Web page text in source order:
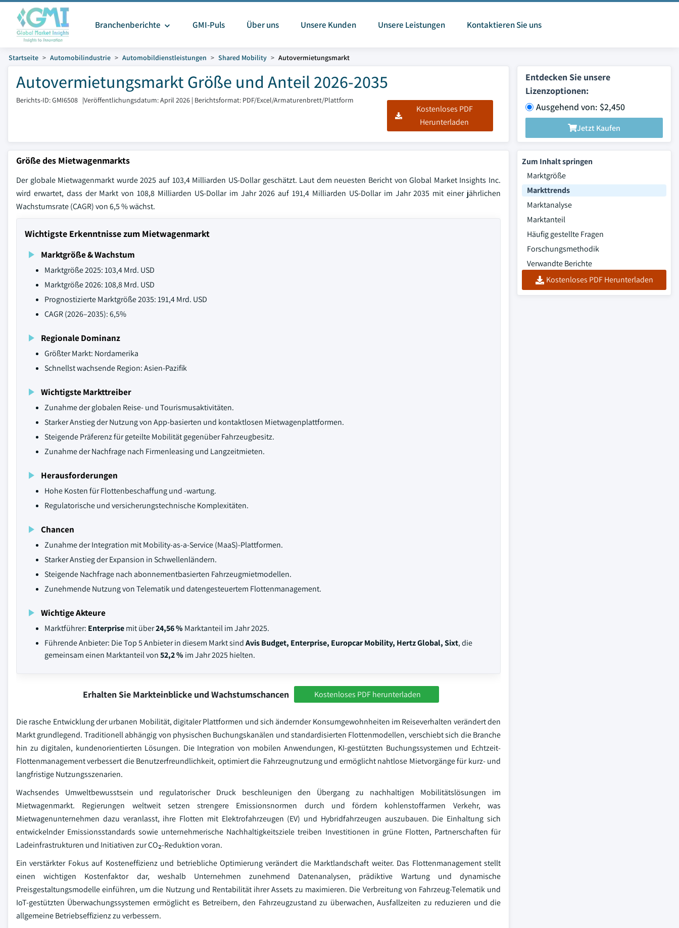
Branchenberichte GMI-Puls Über uns Unsere Kunden Unsere Leistungen Kontaktieren Sie uns
Startseite Automobilindustrie Automobildienstleistungen Shared Mobility Autovermietungsmarkt
Autovermietungsmarkt Größe und Anteil 2026-2035
Berichts-ID: GMI6508 |Veröffentlichungsdatum: April 2026 | Berichtsformat: PDF/Excel/Armaturenbrett/Plattform
Kostenloses PDF
Herunterladen
Entdecken Sie unsere
Lizenzoptionen:
Ausgehend von: $2,450
Jetzt Kaufen
Größe des Mietwagenmarkts
Der globale Mietwagenmarkt wurde 2025 auf 103,4 Milliarden US-Dollar geschätzt. Laut dem neuesten Bericht von Global Market Insights Inc.
wird erwartet, dass der Markt von 108,8 Milliarden US-Dollar im Jahr 2026 auf 191,4 Milliarden US-Dollar im Jahr 2035 mit einer jährlichen
Wachstumsrate (CAGR) von 6,5 % wächst.
Wichtigste Erkenntnisse zum Mietwagenmarkt
Marktgröße & Wachstum
Marktgröße 2025: 103,4 Mrd. USD
Marktgröße 2026: 108,8 Mrd. USD
Prognostizierte Marktgröße 2035: 191,4 Mrd. USD
CAGR (2026–2035): 6,5%
Regionale Dominanz
Größter Markt: Nordamerika
Schnellst wachsende Region: Asien-Pazifik
Wichtigste Markttreiber
Zunahme der globalen Reise- und Tourismusaktivitäten.
Starker Anstieg der Nutzung von App-basierten und kontaktlosen Mietwagenplattformen.
Steigende Präferenz für geteilte Mobilität gegenüber Fahrzeugbesitz.
Zunahme der Nachfrage nach Firmenleasing und Langzeitmieten.
Herausforderungen
Hohe Kosten für Flottenbeschaffung und -wartung.
Regulatorische und versicherungstechnische Komplexitäten.
Chancen
Zunahme der Integration mit Mobility-as-a-Service (MaaS)-Plattformen.
Starker Anstieg der Expansion in Schwellenländern.
Steigende Nachfrage nach abonnementbasierten Fahrzeugmietmodellen.
Zunehmende Nutzung von Telematik und datengesteuertem Flottenmanagement.
Wichtige Akteure
Marktführer: Enterprisemit über24,56 % Marktanteil im Jahr 2025.
Führende Anbieter: Die Top 5 Anbieter in diesem Markt sindAvis Budget, Enterprise, Europcar Mobility, Hertz Global, Sixt, die
gemeinsam einen Marktanteil von52,2 % im Jahr 2025 hielten.
Erhalten Sie Markteinblicke und Wachstumschancen Kostenloses PDF herunterladen
Die rasche Entwicklung der urbanen Mobilität, digitaler Plattformen und sich ändernder Konsumgewohnheiten im Reiseverhalten verändert den
Markt grundlegend. Traditionell abhängig von physischen Buchungskanälen und standardisierten Flottenmodellen, verschiebt sich die Branche
hin zu digitalen, kundenorientierten Lösungen. Die Integration von mobilen Anwendungen, KI-gestützten Buchungssystemen und Echtzeit-
Flottenmanagement verbessert die Benutzerfreundlichkeit, optimiert die Fahrzeugnutzung und ermöglicht nahtlose Mietvorgänge für kurz- und
langfristige Nutzungsszenarien.
Wachsendes Umweltbewusstsein und regulatorischer Druck beschleunigen den Übergang zu nachhaltigen Mobilitätslösungen im
Mietwagenmarkt. Regierungen weltweit setzen strengere Emissionsnormen durch und fördern kohlenstoffarmen Verkehr, was
Mietwagenunternehmen dazu veranlasst, ihre Flotten mit Elektrofahrzeugen (EV) und Hybridfahrzeugen auszubauen. Die Einhaltung sich
entwickelnder Emissionsstandards sowie unternehmerische Nachhaltigkeitsziele treiben Investitionen in grüne Flotten, Partnerschaften für
Ladeinfrastrukturen und Initiativen zur CO₂-Reduktion voran.
Ein verstärkter Fokus auf Kosteneffizienz und betriebliche Optimierung verändert die Marktlandschaft weiter. Das Flottenmanagement stellt
einen wichtigen Kostenfaktor dar, weshalb Unternehmen zunehmend Datenanalysen, prädiktive Wartung und dynamische
Preisgestaltungsmodelle einführen, um die Nutzung und Rentabilität ihrer Assets zu maximieren. Die Verbreitung von Fahrzeug-Telematik und
IoT-gestützten Überwachungssystemen ermöglicht es Betreibern, den Fahrzeugzustand zu überwachen, Ausfallzeiten zu reduzieren und die
allgemeine Betriebseffizienz zu verbessern.
Zum Inhalt springen
Marktgröße
Markttrends
Marktanalyse
Marktanteil
Häufig gestellte Fragen
Forschungsmethodik
Verwandte Berichte
Kostenloses PDF Herunterladen